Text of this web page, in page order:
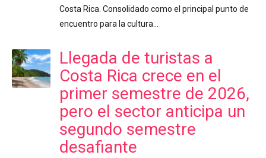
Costa Rica. Consolidado como el principal punto de
encuentro para la cultura…
Llegada de turistas a
Costa Rica crece en el
primer semestre de 2026,
pero el sector anticipa un
segundo semestre
desafiante